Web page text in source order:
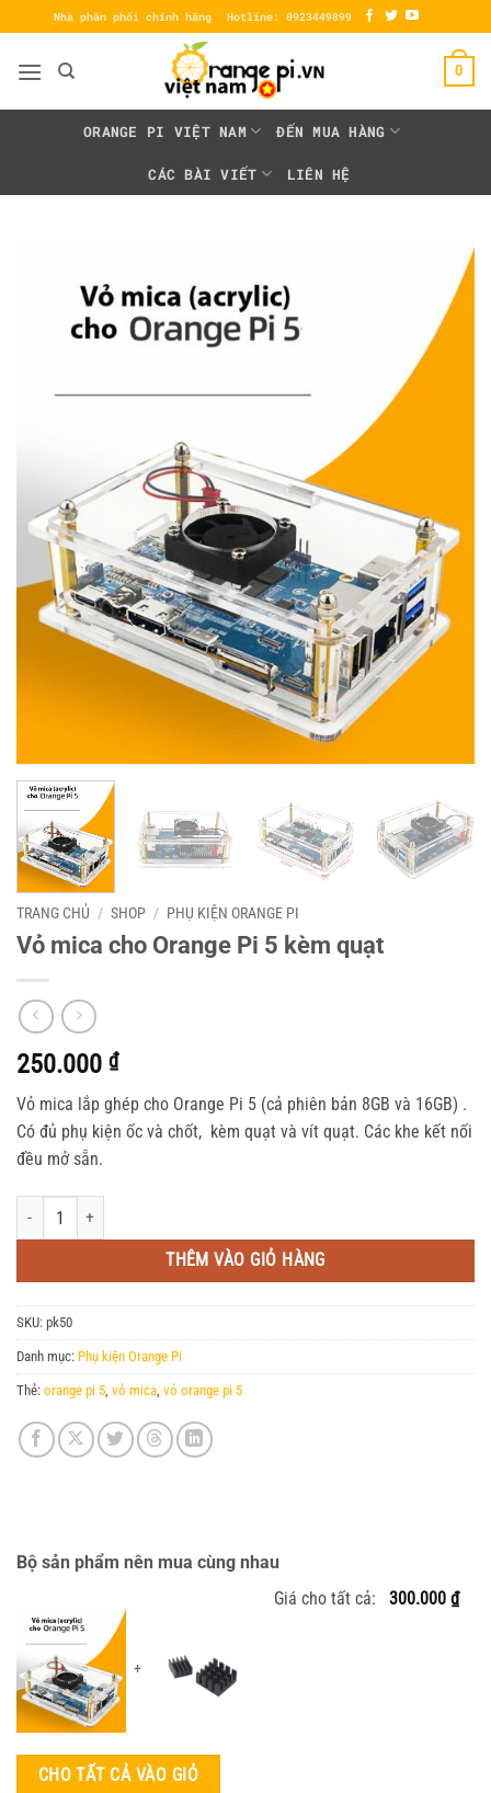
qua
nội
Nhà phân phối chính hãng Hotline: 0923449899
0
ORANGE PI VIỆT NAM ĐẾN MUA HÀNG
CÁC BÀI VIẾT LIÊN HỆ
TRANG CHỦ / SHOP / PHỤ KIỆN ORANGE PI
Vỏ mica cho Orange Pi 5 kèm quạt
250.000 ₫
Vỏ mica lắp ghép cho Orange Pi 5 (cả phiên bản 8GB và 16GB) .
Có đủ phụ kiện ốc và chốt, kèm quạt và vít quạt. Các khe kết nối
đều mở sẵn.
Vỏ mica cho Orange Pi 5 kèm quạt số lượng
THÊM VÀO GIỎ HÀNG
SKU: pk50
Danh mục: Phụ kiện Orange Pi
Thẻ: orange pi 5 vỏ mica vỏ orange pi 5
Bộ sản phẩm nên mua cùng nhau
+
Giá cho tất cả: 300.000 ₫
CHO TẤT CẢ VÀO GIỎ